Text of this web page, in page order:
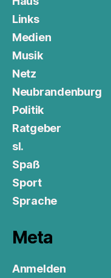
Links
Medien
Musik
Netz
Neubrandenburg
Politik
Ratgeber
sl.
Spaß
Sport
Sprache
Meta
Anmelden